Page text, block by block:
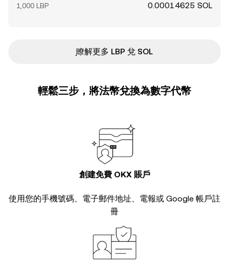
1,000 LBP 0.00014625 SOL
ִִִִִִִִִִִִִִִִִִִִִִִִִִִִִִִִִִִִִִִִִִִִִִִ瞭解更多 LBP 兌 SOL
輕鬆三步，將法幣兌換為數字代幣
創建免費 OKX 賬戶
使用您的手機號碼、電子郵件地址、電報或 Google 帳戶註
冊